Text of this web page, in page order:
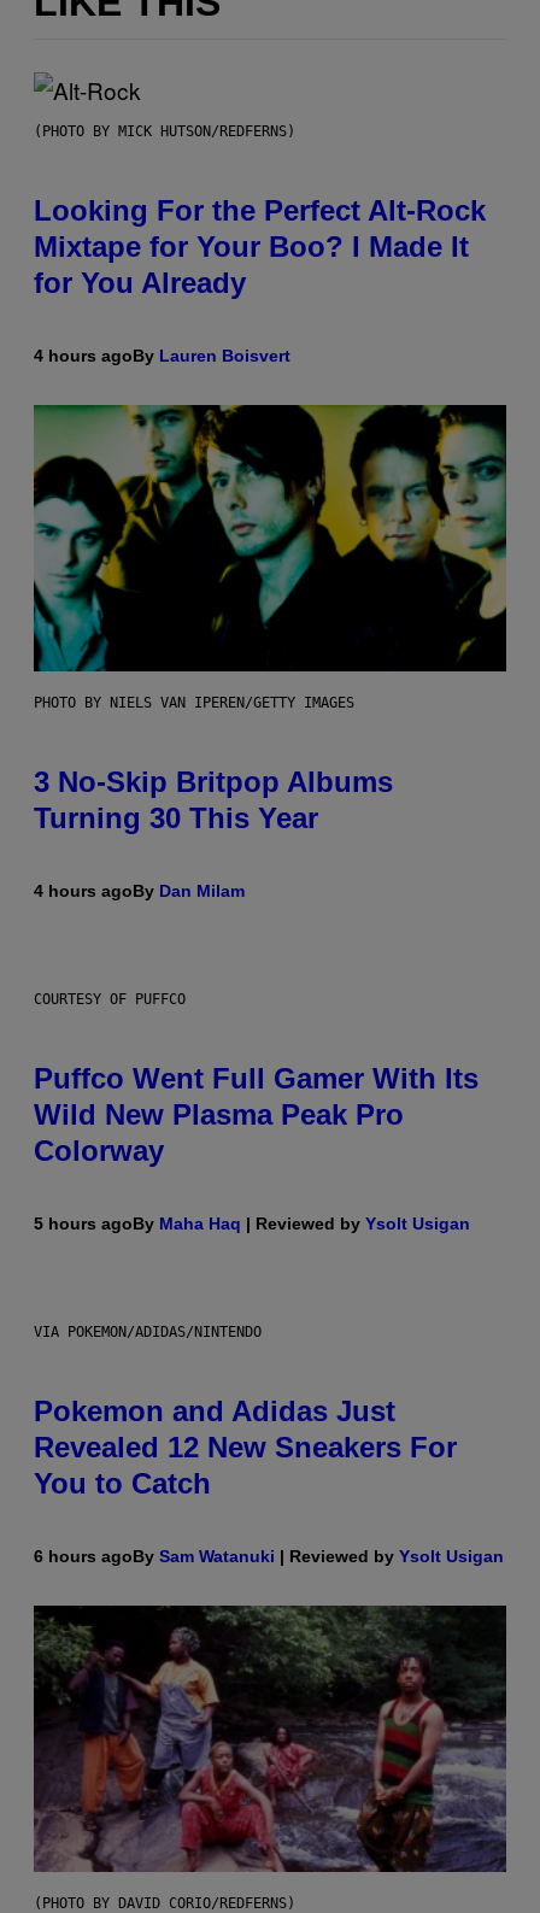
(PHOTO BY MICK HUTSON/REDFERNS)
Looking For the Perfect Alt-Rock
Mixtape for Your Boo? I Made It
for You Already
4 hours agoBy Lauren Boisvert
PHOTO BY NIELS VAN IPEREN/GETTY IMAGES
3 No-Skip Britpop Albums
Turning 30 This Year
4 hours agoBy Dan Milam
COURTESY OF PUFFCO
Puffco Went Full Gamer With Its
Wild New Plasma Peak Pro
Colorway
5 hours agoBy Maha Haq | Reviewed by Ysolt Usigan
VIA POKEMON/ADIDAS/NINTENDO
Pokemon and Adidas Just
Revealed 12 New Sneakers For
You to Catch
6 hours agoBy Sam Watanuki | Reviewed by Ysolt Usigan
(PHOTO BY DAVID CORIO/REDFERNS)